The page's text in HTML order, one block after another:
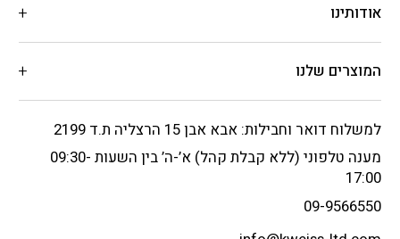
אודותינו
המוצרים שלנו
למשלוח דואר וחבילות: אבא אבן 15 הרצליה ת.ד 2199
מענה טלפוני (ללא קבלת קהל) א’-ה’ בין השעות 09:30-
17:00
09-9566550